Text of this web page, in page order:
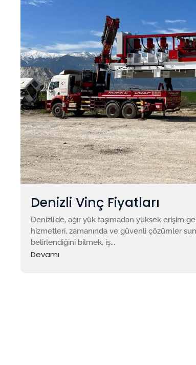
Denizli Vinç Fiyatları
Denizli’de, ağır yük taşımadan yüksek erişim
hizmetleri, zamanında ve güvenli çözümler
belirlendiğini bilmek, iş...
Devamı